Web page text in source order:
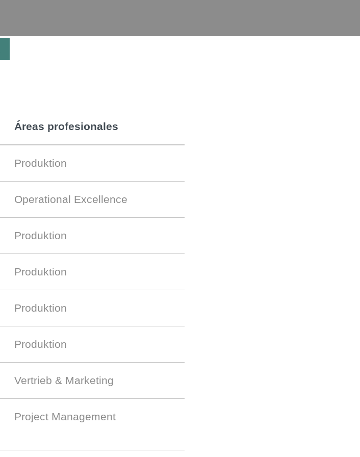
Áreas profesionales
Produktion
Operational Excellence
Produktion
Produktion
Produktion
Produktion
Vertrieb & Marketing
Project Management